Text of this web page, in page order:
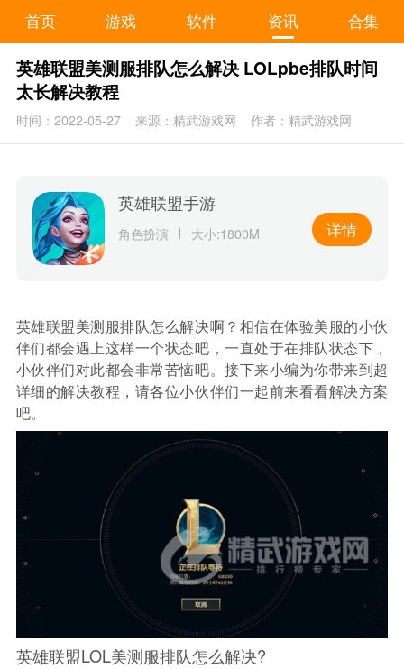
首页 游戏 软件 资讯 合集
英雄联盟美测服排队怎么解决 LOLpbe排队时间
太长解决教程
时间：2022-05-27 来源：精武游戏网 作者：精武游戏网
英雄联盟手游
角色扮演 大小:1800M 详情
英雄联盟美测服排队怎么解决啊？相信在体验美服的小伙
伴们都会遇上这样一个状态吧，一直处于在排队状态下，
小伙伴们对此都会非常苦恼吧。接下来小编为你带来到超
详细的解决教程，请各位小伙伴们一起前来看看解决方案
吧。
英雄联盟LOL美测服排队怎么解决?